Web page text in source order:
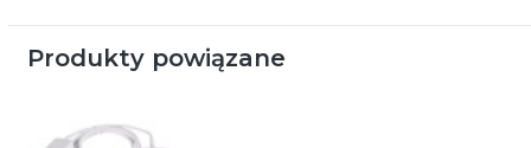
Produkty powiązane